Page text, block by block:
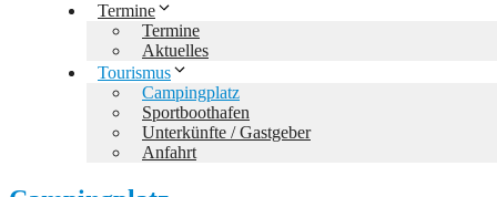
Termine
Termine
Aktuelles
Tourismus
Campingplatz
Sportboothafen
Unterkünfte / Gastgeber
Anfahrt